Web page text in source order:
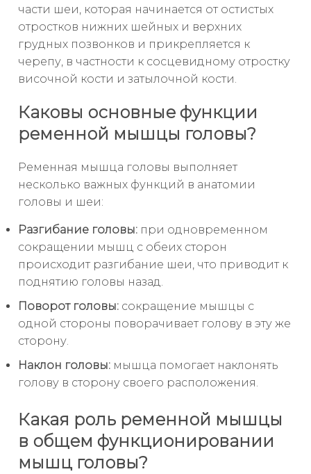
части шеи, которая начинается от остистых
отростков нижних шейных и верхних
грудных позвонков и прикрепляется к
черепу, в частности к сосцевидному отростку
височной кости и затылочной кости.
Каковы основные функции
ременной мышцы головы?
Ременная мышца головы выполняет
несколько важных функций в анатомии
головы и шеи:
Разгибание головы: при одновременном
сокращении мышц с обеих сторон
происходит разгибание шеи, что приводит к
поднятию головы назад.
Поворот головы: сокращение мышцы с
одной стороны поворачивает голову в эту же
сторону.
Наклон головы: мышца помогает наклонять
голову в сторону своего расположения.
Какая роль ременной мышцы
в общем функционировании
мышц головы?